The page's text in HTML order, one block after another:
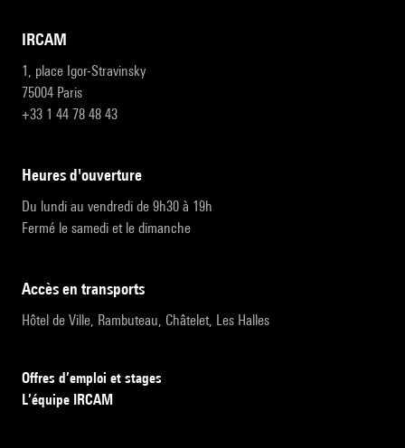
IRCAM
1, place Igor-Stravinsky
75004 Paris
+33 1 44 78 48 43
heures d'ouverture
Du lundi au vendredi de 9h30 à 19h
Fermé le samedi et le dimanche
accès en transports
Hôtel de Ville, Rambuteau, Châtelet, Les Halles
Offres d’emploi et stages
L’équipe IRCAM